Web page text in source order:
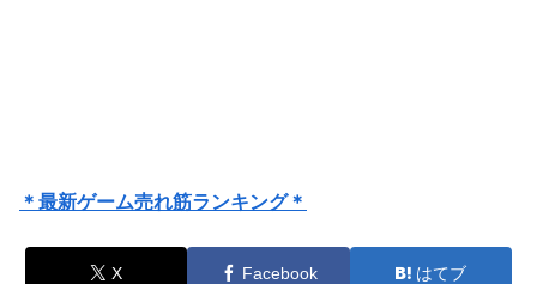
＊最新ゲーム売れ筋ランキング＊
X Facebook はてブ